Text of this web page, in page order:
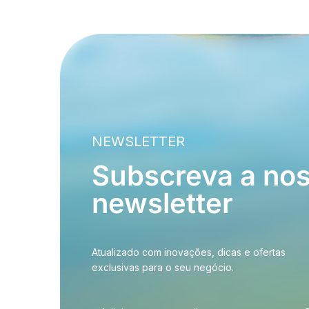
NEWSLETTER
Subscreva a
newsletter
Atualizado com inovações, dicas e ofertas
exclusivas para o seu negócio.